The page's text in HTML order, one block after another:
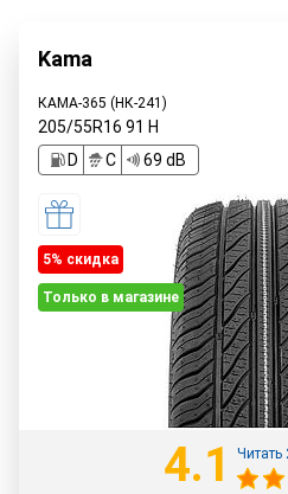
Kama
КАМА-365 (НК-241)
205/55R16 91 H
D
C 69 dB
5% cкидка
Только в магазине
4.1 Читать